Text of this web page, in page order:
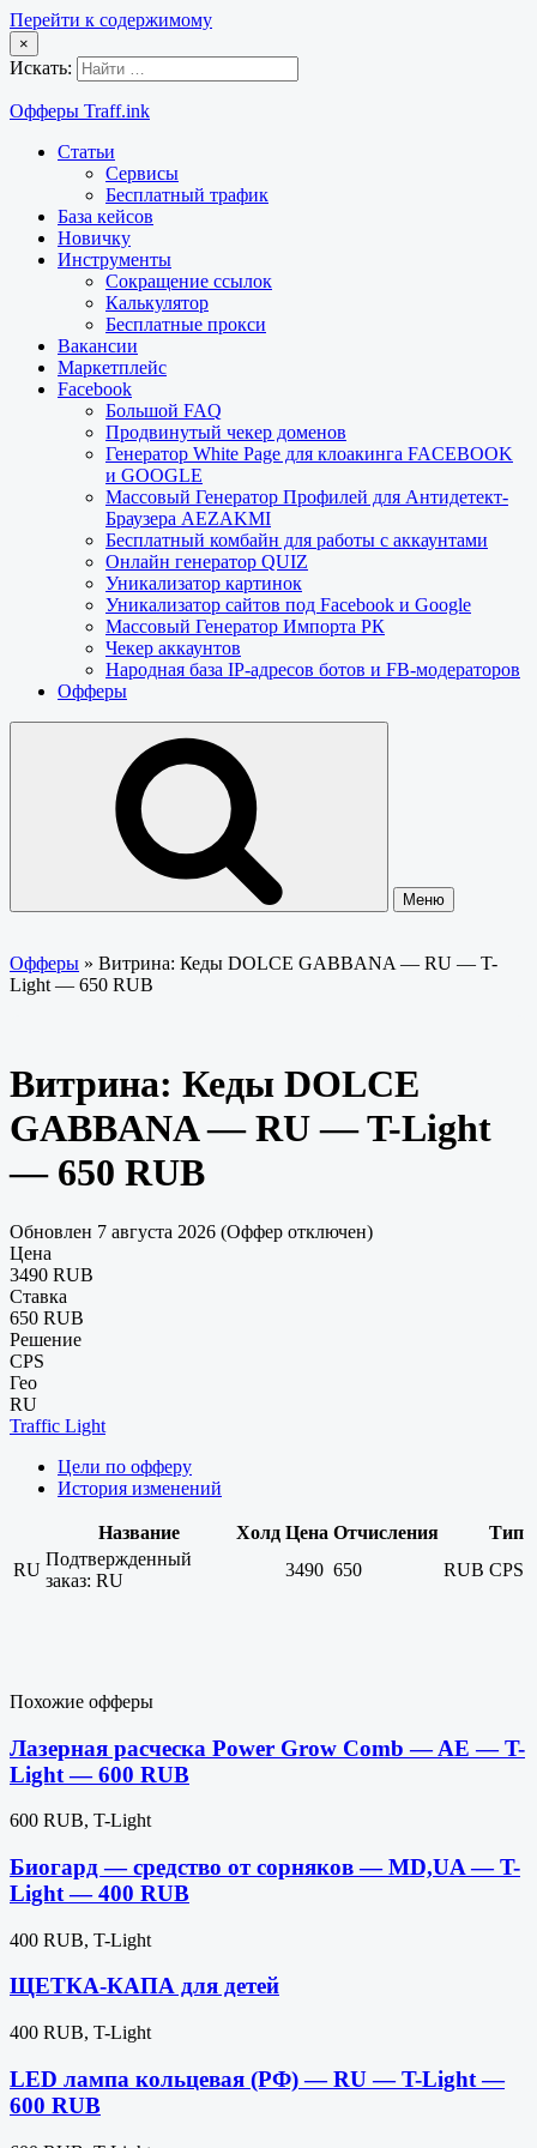
Перейти к содержимому
×
Искать:
Офферы Traff.ink
Статьи
Сервисы
Бесплатный трафик
База кейсов
Новичку
Инструменты
Сокращение ссылок
Калькулятор
Бесплатные прокси
Вакансии
Маркетплейс
Facebook
Большой FAQ
Продвинутый чекер доменов
Генератор White Page для клоакинга FACEBOOK
и GOOGLE
Массовый Генератор Профилей для Антидетект-
Браузера AEZAKMI
Бесплатный комбайн для работы с аккаунтами
Онлайн генератор QUIZ
Уникализатор картинок
Уникализатор сайтов под Facebook и Google
Массовый Генератор Импорта РК
Чекер аккаунтов
Народная база IP-адресов ботов и FB-модераторов
Офферы
Меню
Офферы » Витрина: Кеды DOLCE GABBANA — RU — T-
Light — 650 RUB
Витрина: Кеды DOLCE
GABBANA — RU — T-Light
— 650 RUB
Обновлен 7 августа 2026 (Оффер отключен)
Цена
3490 RUB
Ставка
650 RUB
Решение
CPS
Гео
RU
Traffic Light
Цели по офферу
История изменений
Название Холд Цена Отчисления
Тип
RU
Подтвержденный
заказ: RU
3490 650 RUB CPS
Похожие офферы
Лазерная расческа Power Grow Comb — AE — T-
Light — 600 RUB
600 RUB, T-Light
Биогард — средство от сорняков — MD,UA — T-
Light — 400 RUB
400 RUB, T-Light
ЩЕТКА-КАПА для детей
400 RUB, T-Light
LED лампа кольцевая (РФ) — RU — T-Light —
600 RUB